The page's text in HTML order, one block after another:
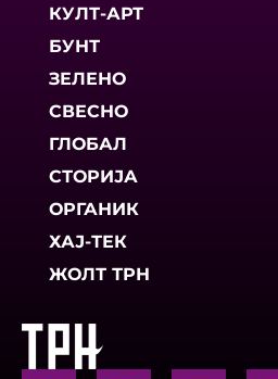
КУЛТ-АРТ
БУНТ
ЗЕЛЕНО
СВЕСНО
ГЛОБАЛ
СТОРИЈА
ОРГАНИК
ХАЈ-ТЕК
ЖОЛТ ТРН